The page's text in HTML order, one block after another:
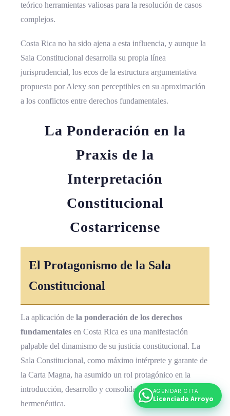
teórico herramientas valiosas para la resolución de casos
complejos.
Costa Rica no ha sido ajena a esta influencia, y aunque la
Sala Constitucional desarrolla su propia línea
jurisprudencial, los ecos de la estructura argumentativa
propuesta por Alexy son perceptibles en su aproximación
a los conflictos entre derechos fundamentales.
La Ponderación en la
Praxis de la
Interpretación
Constitucional
Costarricense
El Protagonismo de la Sala
Constitucional
La aplicación de la ponderación de los derechos
fundamentales en Costa Rica es una manifestación
palpable del dinamismo de su justicia constitucional. La
Sala Constitucional, como máximo intérprete y garante de
la Carta Magna, ha asumido un rol protagónico en la
introducción, desarrollo y consolidación de esta técnica
hermenéutica.
AGENDAR CITA
Licenciado Arroyo